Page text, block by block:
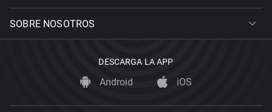
SOBRE NOSOTROS
DESCARGA LA APP
Android iOS